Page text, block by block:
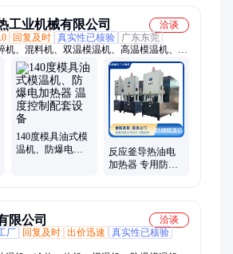
工业机械有限公司
洽谈
回复及时 真实性已核验
广东东莞
机、混料机、双温模温机、高温模温机、模
机、混色机、温控机、冰水机、除湿机、冷
机、油温机、搅拌机、粉碎机、水温机、反
、控温机、水式模具、模具控制、温度控制
140度模具油式模
温机、防爆电加
反应釜导热油电
加热器 专用防爆
限公司
洽谈
厂 回复及时 出价迅速
真实性已核验